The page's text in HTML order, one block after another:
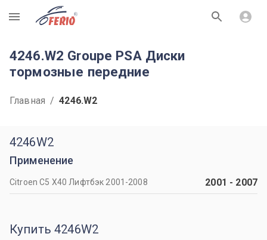
R
4246.W2 Groupe PSA Диски
тормозные передние
Главная / 4246.W2
4246W2
Применение
Citroen C5 X40 Лифтбэк 2001-2008 2001 - 2007
Купить 4246W2